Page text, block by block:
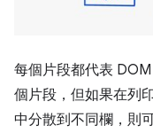
每個片段都代表
個片段，但如果在列
中分散到不同欄，則